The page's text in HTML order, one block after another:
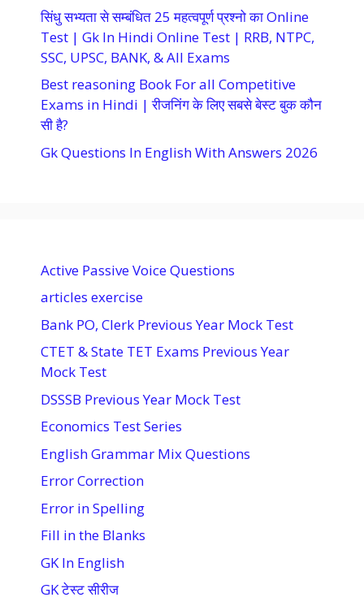
सिंधु सभ्यता से सम्बंधित 25 महत्वपूर्ण प्रश्नो का Online
Test | Gk In Hindi Online Test | RRB, NTPC,
SSC, UPSC, BANK, & All Exams
Best reasoning Book For all Competitive
Exams in Hindi | रीजनिंग के लिए सबसे बेस्ट बुक कौन
सी है?
Gk Questions In English With Answers 2026
Active Passive Voice Questions
articles exercise
Bank PO, Clerk Previous Year Mock Test
CTET & State TET Exams Previous Year
Mock Test
DSSSB Previous Year Mock Test
Economics Test Series
English Grammar Mix Questions
Error Correction
Error in Spelling
Fill in the Blanks
GK In English
GK टेस्ट सीरीज